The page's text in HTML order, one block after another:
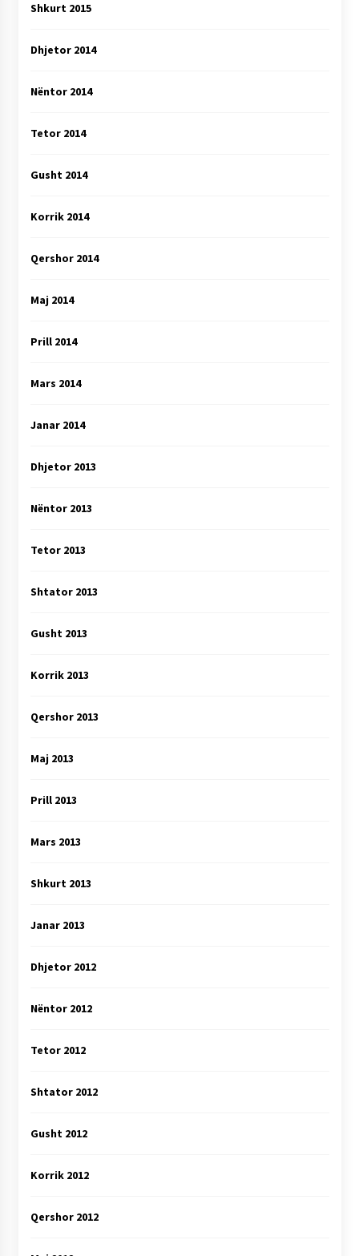
Shkurt 2015
Dhjetor 2014
Nëntor 2014
Tetor 2014
Gusht 2014
Korrik 2014
Qershor 2014
Maj 2014
Prill 2014
Mars 2014
Janar 2014
Dhjetor 2013
Nëntor 2013
Tetor 2013
Shtator 2013
Gusht 2013
Korrik 2013
Qershor 2013
Maj 2013
Prill 2013
Mars 2013
Shkurt 2013
Janar 2013
Dhjetor 2012
Nëntor 2012
Tetor 2012
Shtator 2012
Gusht 2012
Korrik 2012
Qershor 2012